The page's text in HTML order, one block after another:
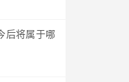
后将属于哪